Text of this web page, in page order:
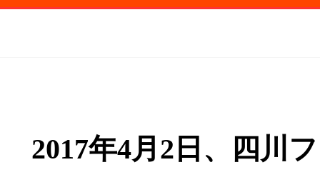
2017年4月2日、四川